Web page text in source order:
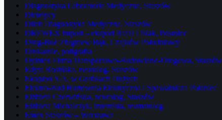
Diagnostyka Laboratoria Medyczne, Staszów
Dietetycy
Dilab Diagnostyka Medyczna, Staszów
DREWEX import – eksport Rafał Lisiak, Połaniec
Drog-Bud Zbigniew Bąk, Czajków Południowy
Drukarnie, poligrafia
Dylmex Firma Transportowo-Budowlano-Drogowa, Staszów
Edyta Rosińska, neurolog, Staszów
Ekoplon S.A. w Grabkach Dużych
Elektro-Bud Hurtownia Elektryczna i Spawalnicza Połaniec
Elżbieta Czerwińska, neurolog, Staszów
Elżbieta Michalczyk, internista, reumatolog
Emex Staszów – Warszawa